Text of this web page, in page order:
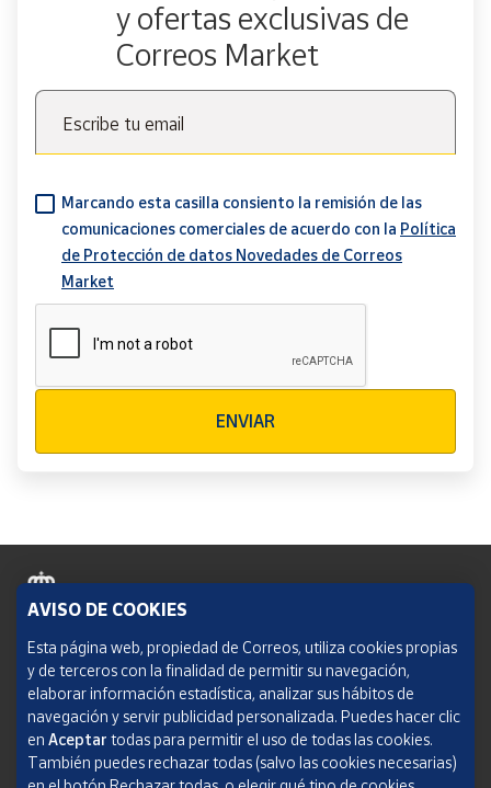
y ofertas exclusivas de
Correos Market
Escribe tu email
Marcando esta casilla consiento la remisión de las
comunicaciones comerciales de acuerdo con la Política
de Protección de datos Novedades de Correos
Market
ENVIAR
Política de cookies
Aviso legal
Condiciones del servicio
Política de Privacidad Web
AVISO DE COOKIES
Esta página web, propiedad de Correos, utiliza cookies propias
y de terceros con la finalidad de permitir su navegación,
elaborar información estadística, analizar sus hábitos de
navegación y servir publicidad personalizada. Puedes hacer clic
en Aceptar todas para permitir el uso de todas las cookies.
También puedes rechazar todas (salvo las cookies necesarias)